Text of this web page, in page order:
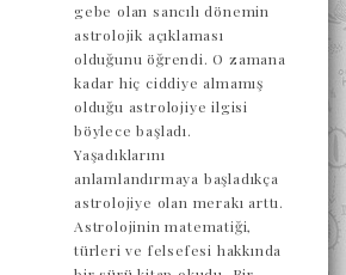
gebe olan sancılı dönemin
astrolojik açıklaması
olduğunu öğrendi. O zamana
kadar hiç ciddiye almamış
olduğu astrolojiye ilgisi
böylece başladı.
Yaşadıklarını
anlamlandırmaya başladıkça
astrolojiye olan merakı arttı.
Astrolojinin matematiği,
türleri ve felsefesi hakkında